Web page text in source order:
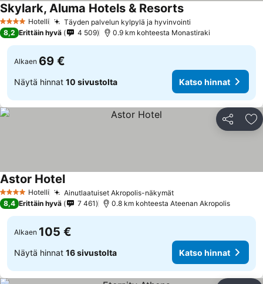
4 Tähtiluokitus
Hotelli Täyden palvelun kylpylä ja hyvinvointi
Skylark, Aluma Hotels & Resorts
8,2 Erittäin hyvä 4 509 0.9 km kohteesta Monastiraki
Alkaen 69 €
Näytä hinnat 10 sivustolta Katso hinnat
Jaa
4 Tähtiluokitus
Hotelli Ainutlaatuiset Akropolis-näkymät
Astor Hotel
8,4 Erittäin hyvä 7 461 0.8 km kohteesta Ateenan Akropolis
Alkaen 105 €
Näytä hinnat 16 sivustolta Katso hinnat